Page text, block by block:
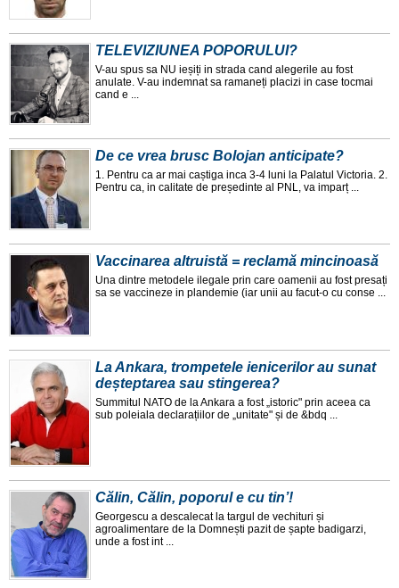
TELEVIZIUNEA POPORULUI?
V-au spus sa NU ieșiți in strada cand alegerile au fost
anulate. V-au indemnat sa ramaneți placizi in case tocmai
cand e ...
De ce vrea brusc Bolojan anticipate?
1. Pentru ca ar mai caștiga inca 3-4 luni la Palatul Victoria. 2.
Pentru ca, in calitate de președinte al PNL, va imparț ...
Vaccinarea altruistă = reclamă mincinoasă
Una dintre metodele ilegale prin care oamenii au fost presați
sa se vaccineze in plandemie (iar unii au facut-o cu conse ...
La Ankara, trompetele ienicerilor au sunat
deșteptarea sau stingerea?
Summitul NATO de la Ankara a fost „istoric" prin aceea ca
sub poleiala declarațiilor de „unitate" și de &bdq ...
Călin, Călin, poporul e cu tin’!
Georgescu a descalecat la targul de vechituri și
agroalimentare de la Domnești pazit de șapte badigarzi,
unde a fost int ...